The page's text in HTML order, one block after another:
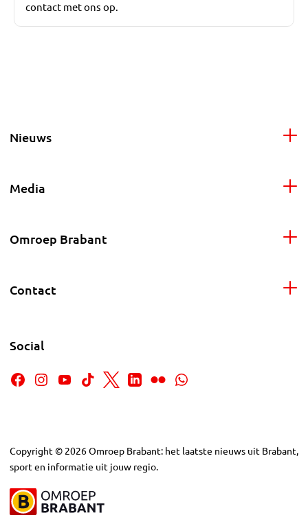
contact met ons op.
Nieuws
Media
Omroep Brabant
Contact
Social
Copyright © 2026Omroep Brabant: het laatste nieuws uit Brabant,
sport en informatie uit jouw regio.